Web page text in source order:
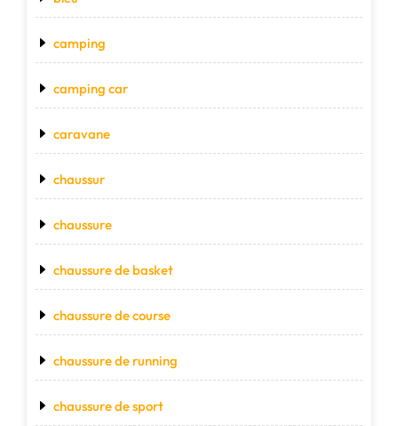
camping
camping car
caravane
chaussur
chaussure
chaussure de basket
chaussure de course
chaussure de running
chaussure de sport